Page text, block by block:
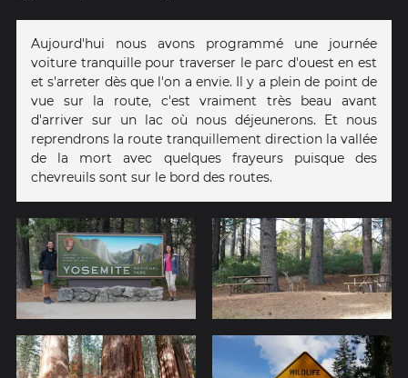
Aujourd'hui nous avons programmé une journée
voiture tranquille pour traverser le parc d'ouest en est
et s'arreter dès que l'on a envie. Il y a plein de point de
vue sur la route, c'est vraiment très beau avant
d'arriver sur un lac où nous déjeunerons. Et nous
reprendrons la route tranquillement direction la vallée
de la mort avec quelques frayeurs puisque des
chevreuils sont sur le bord des routes.